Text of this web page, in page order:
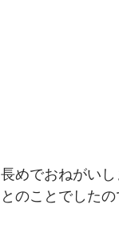
長めでおねがいし
とのことでした